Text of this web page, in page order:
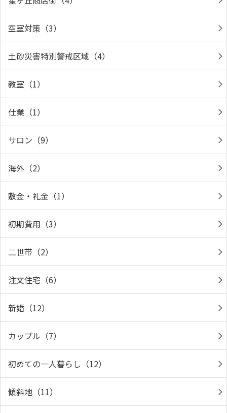
空室対策（3）
土砂災害特別警戒区域（4）
教室（1）
仕業（1）
サロン（9）
海外（2）
敷金・礼金（1）
初期費用（3）
二世帯（2）
注文住宅（6）
新婚（12）
カップル（7）
初めての一人暮らし（12）
傾斜地（11）